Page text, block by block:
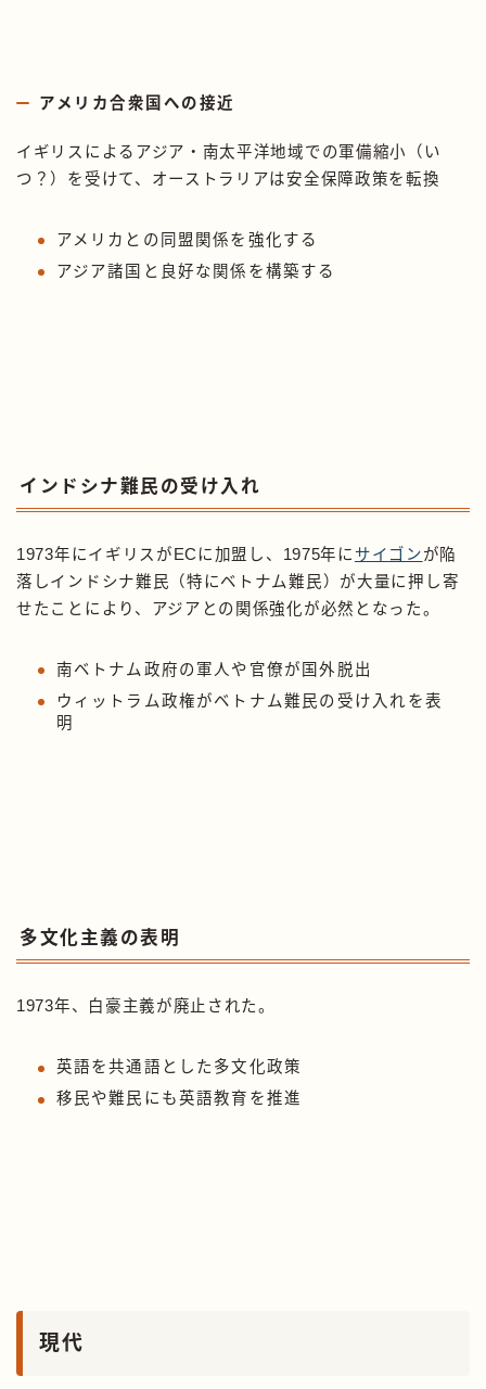
アメリカ合衆国への接近
イギリスによるアジア・南太平洋地域での軍備縮小（い
つ？）を受けて、オーストラリアは安全保障政策を転換
アメリカとの同盟関係を強化する
アジア諸国と良好な関係を構築する
インドシナ難民の受け入れ
1973年にイギリスがECに加盟し、1975年に サイゴンが陥
落しインドシナ難民（特にベトナム難民）が大量に押し寄
せたことにより、アジアとの関係強化が必然となった。
南ベトナム政府の軍人や官僚が国外脱出
ウィットラム政権がベトナム難民の受け入れを表
明
多文化主義の表明
1973年、白豪主義が廃止された。
英語を共通語とした多文化政策
移民や難民にも英語教育を推進
現代